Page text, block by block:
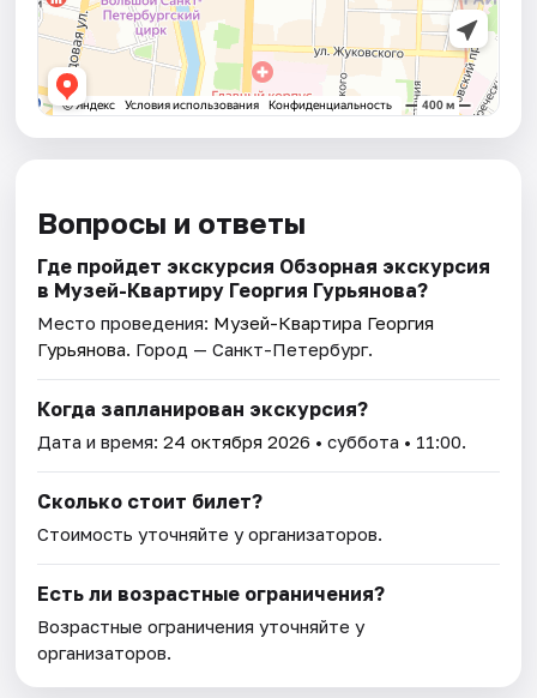
Вопросы и ответы
Где пройдет экскурсия Обзорная экскурсия
в Музей-Квартиру Георгия Гурьянова?
Место проведения: Музей-Квартира Георгия
Гурьянова. Город — Санкт-Петербург.
Когда запланирован экскурсия?
Дата и время:24 октября 2026 • суббота • 11:00.
Сколько стоит билет?
Стоимость уточняйте у организаторов.
Есть ли возрастные ограничения?
Возрастные ограничения уточняйте у
организаторов.